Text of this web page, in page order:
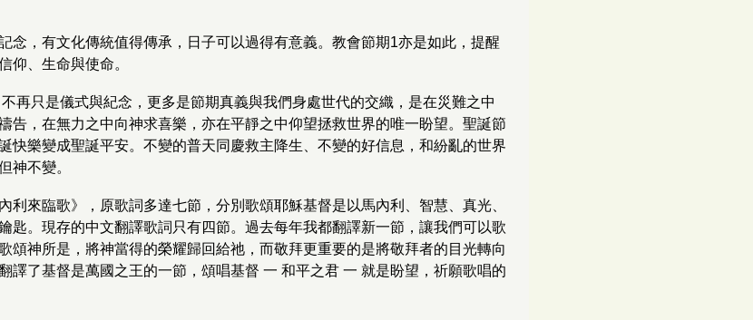
念，有文化傳統值得傳承，日子可以過得有意義。教會節期1亦是如此，提醒
仰、生命與使命。
再只是儀式與紀念，更多是節期真義與我們身處世代的交織，是在災難之中
告，在無力之中向神求喜樂，亦在平靜之中仰望拯救世界的唯一盼望。聖誕節
快樂變成聖誕平安。不變的普天同慶救主降生、不變的好信息，和紛亂的世界
神不變。
利來臨歌》，原歌詞多達七節，分別歌頌耶穌基督是以馬內利、智慧、真光、
匙。現存的中文翻譯歌詞只有四節。過去每年我都翻譯新一節，讓我們可以歌
頌神所是，將神當得的榮耀歸回給祂，而敬拜更重要的是將敬拜者的目光轉向
譯了基督是萬國之王的一節，頌唱基督 一 和平之君 一 就是盼望，祈願歌唱的